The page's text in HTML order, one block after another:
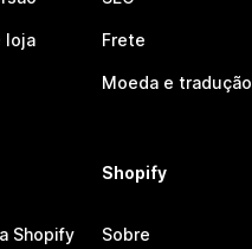
loja Frete
Moeda e tradução
Shopify
Shopify
Sobre